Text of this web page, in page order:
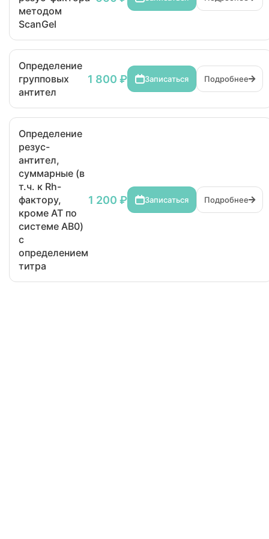
методом
ScanGel
Определение
групповых
антител
1 800 ₽ Записаться Подробнее
Определение
резус-
антител,
суммарные (в
т.ч. к Rh-
фактору,
кроме АТ по
системе AB0)
с
определением
титра
1 200 ₽ Записаться Подробнее